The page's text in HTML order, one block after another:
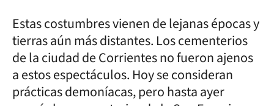
Estas costumbres vienen de lejanas épocas y
tierras aún más distantes. Los cementerios
de la ciudad de Corrientes no fueron ajenos
a estos espectáculos. Hoy se consideran
prácticas demoníacas, pero hasta ayer